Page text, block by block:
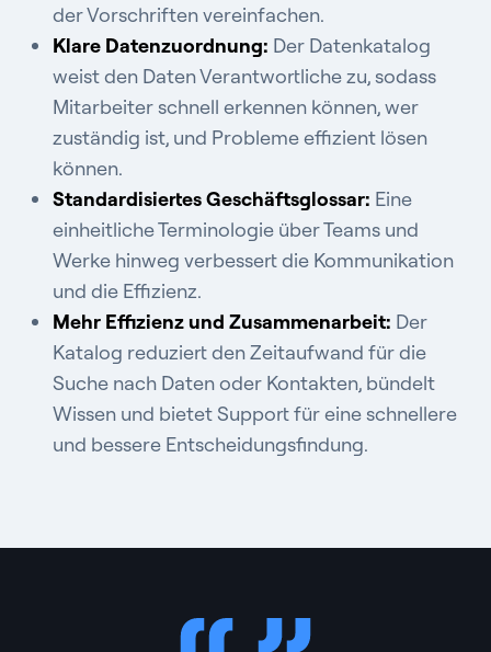
der Vorschriften vereinfachen.
Klare Datenzuordnung: Der Datenkatalog
weist den Daten Verantwortliche zu, sodass
Mitarbeiter schnell erkennen können, wer
zuständig ist, und Probleme effizient lösen
können.
Standardisiertes Geschäftsglossar: Eine
einheitliche Terminologie über Teams und
Werke hinweg verbessert die Kommunikation
und die Effizienz.
Mehr Effizienz und Zusammenarbeit: Der
Katalog reduziert den Zeitaufwand für die
Suche nach Daten oder Kontakten, bündelt
Wissen und bietet Support für eine schnellere
und bessere Entscheidungsfindung.